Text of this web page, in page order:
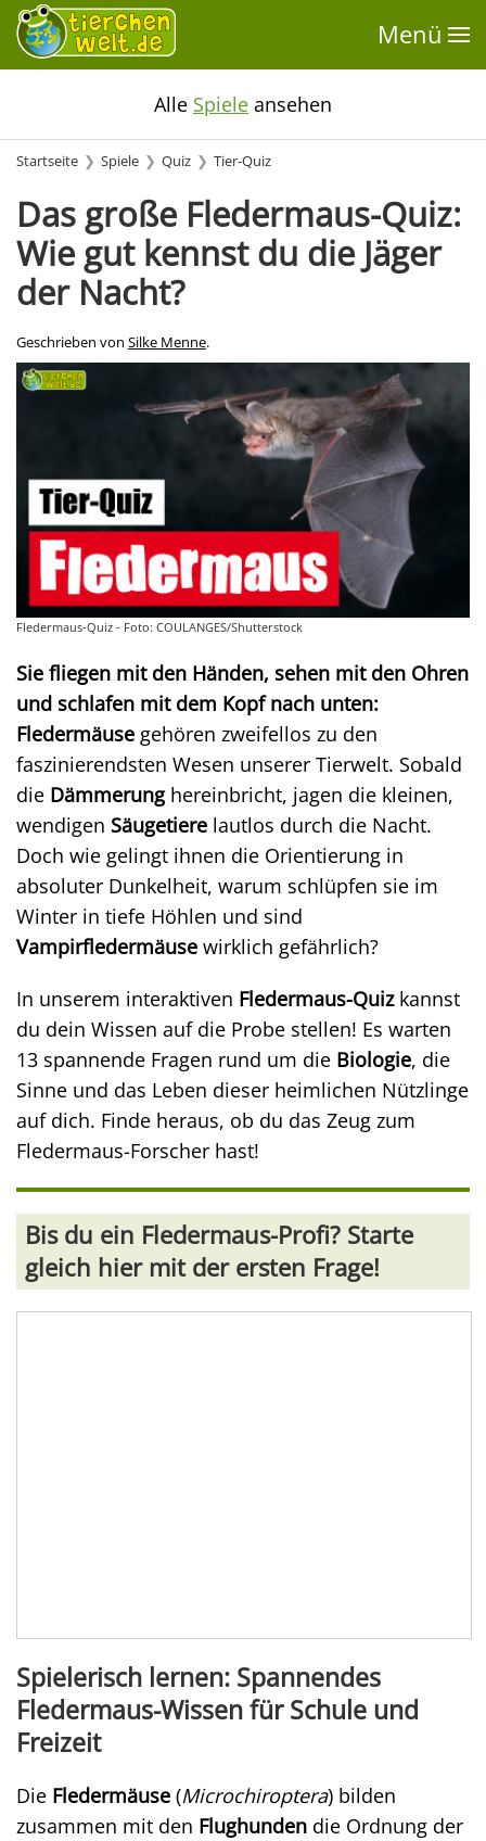
Menü
Alle Spiele ansehen
Startseite Spiele Quiz Tier-Quiz
Das große Fledermaus-Quiz:
Wie gut kennst du die Jäger
der Nacht?
Geschrieben von Silke Menne.
Fledermaus-Quiz - Foto: COULANGES/Shutterstock
Sie fliegen mit den Händen, sehen mit den Ohren
und schlafen mit dem Kopf nach unten:
Fledermäuse gehören zweifellos zu den
faszinierendsten Wesen unserer Tierwelt. Sobald
die Dämmerunghereinbricht, jagen die kleinen,
wendigen Säugetiere lautlos durch die Nacht.
Doch wie gelingt ihnen die Orientierung in
absoluter Dunkelheit, warum schlüpfen sie im
Winter in tiefe Höhlen und sind
Vampirfledermäuse wirklich gefährlich?
In unserem interaktiven Fledermaus-Quizkannst
du dein Wissen auf die Probe stellen! Es warten
13 spannende Fragen rund um die Biologie, die
Sinne und das Leben dieser heimlichen Nützlinge
auf dich. Finde heraus, ob du das Zeug zum
Fledermaus-Forscher hast!
Bis du ein Fledermaus-Profi? Starte
gleich hier mit der ersten Frage!
Spielerisch lernen: Spannendes
Fledermaus-Wissen für Schule und
Freizeit
Die Fledermäuse (Microchiroptera) bilden
zusammen mit den Flughunden die Ordnung der